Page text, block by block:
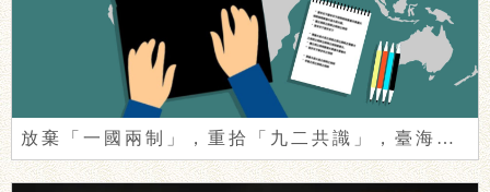
放棄「一國兩制」，重拾「九二共識」，臺海就有「和平」？